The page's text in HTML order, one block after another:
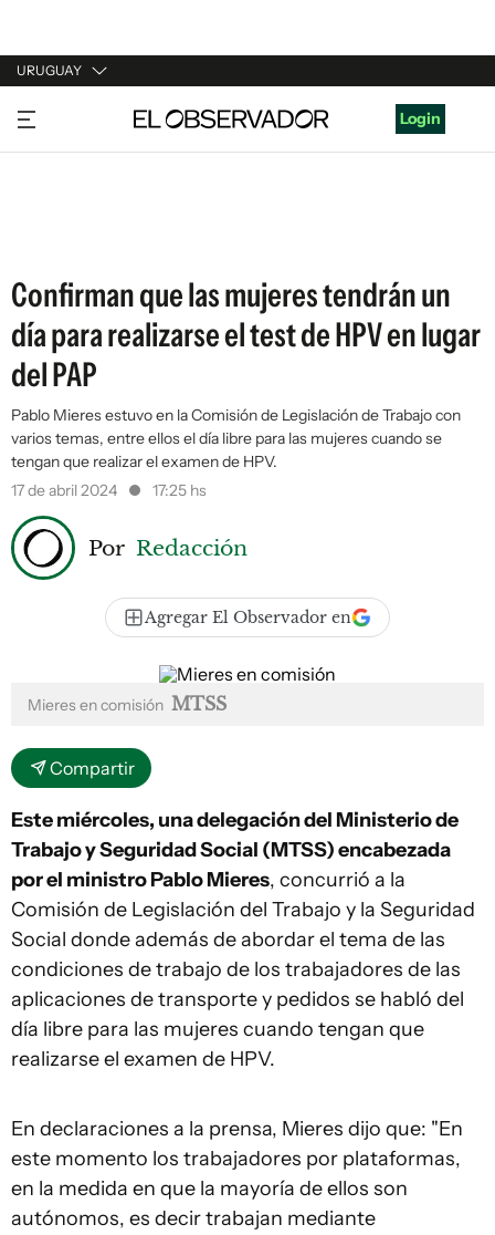
URUGUAY
URUGUAY
ARGENTINA
Login
Confirman que las mujeres tendrán un
día para realizarse el test de HPV en lugar
del PAP
Pablo Mieres estuvo en la Comisión de Legislación de Trabajo con
varios temas, entre ellos el día libre para las mujeres cuando se
tengan que realizar el examen de HPV.
17 de abril 2024
17:25 hs
Por Redacción
Agregar El Observador en
Mieres en comisión MTSS
Compartir
Este miércoles, una delegación del Ministerio de
Trabajo y Seguridad Social (MTSS) encabezada
por el ministro Pablo Mieres, concurrió a la
Comisión de Legislación del Trabajo y la Seguridad
Social donde además de abordar el tema de las
condiciones de trabajo de los trabajadores de las
aplicaciones de transporte y pedidos se habló del
día libre para las mujeres cuando tengan que
realizarse el examen de HPV.
En declaraciones a la prensa, Mieres dijo que: "En
este momento los trabajadores por plataformas,
en la medida en que la mayoría de ellos son
autónomos, es decir trabajan mediante